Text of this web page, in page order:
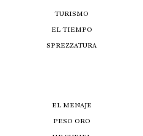
TURISMO
EL TIEMPO
SPREZZATURA
EL MENAJE
PESO ORO